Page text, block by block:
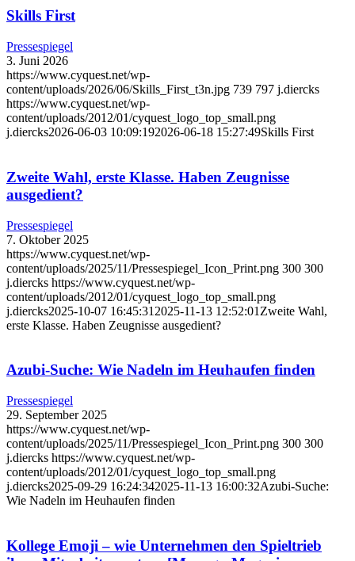
Skills First
Pressespiegel
3. Juni 2026
https://www.cyquest.net/wp-
content/uploads/2026/06/Skills_First_t3n.jpg 739 797 j.diercks
https://www.cyquest.net/wp-
content/uploads/2012/01/cyquest_logo_top_small.png
j.diercks2026-06-03 10:09:192026-06-18 15:27:49Skills First
Zweite Wahl, erste Klasse. Haben Zeugnisse
ausgedient?
Pressespiegel
7. Oktober 2025
https://www.cyquest.net/wp-
content/uploads/2025/11/Pressespiegel_Icon_Print.png 300 300
j.diercks https://www.cyquest.net/wp-
content/uploads/2012/01/cyquest_logo_top_small.png
j.diercks2025-10-07 16:45:31 2025-11-13 12:52:01 Zweite Wahl,
erste Klasse. Haben Zeugnisse ausgedient?
Azubi-Suche: Wie Nadeln im Heuhaufen finden
Pressespiegel
29. September 2025
https://www.cyquest.net/wp-
content/uploads/2025/11/Pressespiegel_Icon_Print.png 300 300
j.diercks https://www.cyquest.net/wp-
content/uploads/2012/01/cyquest_logo_top_small.png
j.diercks2025-09-29 16:24:342025-11-13 16:00:32Azubi-Suche:
Wie Nadeln im Heuhaufen finden
Kollege Emoji – wie Unternehmen den Spieltrieb